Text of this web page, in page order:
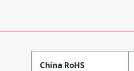
China RoHS